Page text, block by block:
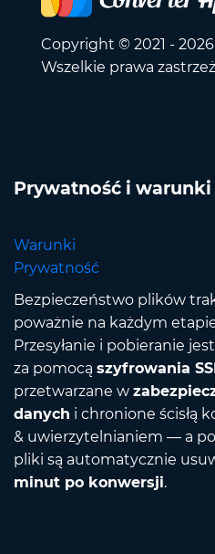
Copyright © 2021 -
Wszelkie prawa
Prywatność i warunki
Warunki
Prywatność
Bezpieczeństwo plików
poważnie na każdym
Przesyłanie i pobieranie
za pomocą szyfrowania
przetwarzane w
danych i chronione ścisłą
& uwierzytelnianiem — a
pliki są automatycznie
minut po konwersji.